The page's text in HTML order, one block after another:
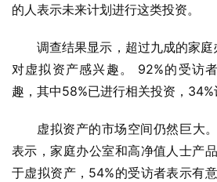
的人表示未来计划进行这类投资。
调查结果显示，超过九成的家
对虚拟资产感兴趣。 92%的受访
趣，其中58%已进行相关投资，34%
虚拟资产的市场空间仍然巨大
表示，家庭办公室和高净值人士产
于虚拟资产，54%的受访者表示有